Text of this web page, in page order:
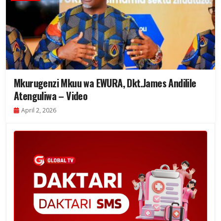
Mkurugenzi Mkuu wa EWURA, Dkt.James Andilile
Atenguliwa – Video
April 2, 2026